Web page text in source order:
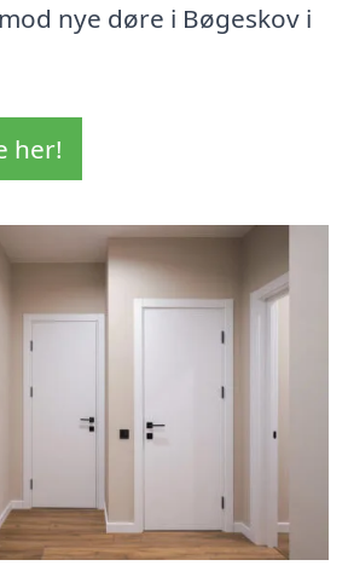
nye døre i Bøgeskov i
her!